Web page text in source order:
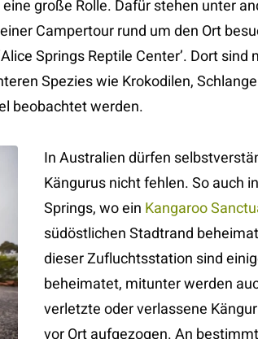
große Rolle. Dafür stehen unter
Campertour rund um den Ort
Springs Reptile Center’. Dort sind
Spezies wie Krokodilen,
beobachtet werden.
In Australien dürfen
Kängurus nicht fehlen. So auch
Springs, wo ein Kangaroo
südöstlichen Stadtrand
dieser Zufluchtsstation sind
beheimatet, mitunter werden
verletzte oder verlassene